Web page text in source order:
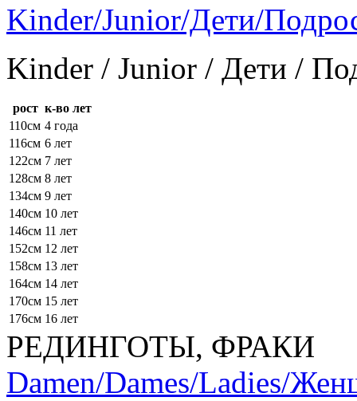
Kinder/Junior/Дети/
Kinder / Junior / Дети /
рост к-во лет
110см 4 года
116см 6 лет
122см 7 лет
128см 8 лет
134см 9 лет
140см 10 лет
146см 11 лет
152см 12 лет
158см 13 лет
164см 14 лет
170см 15 лет
176см 16 лет
РЕДИНГОТЫ, ФРАКИ
Damen/Dames/Ladies/